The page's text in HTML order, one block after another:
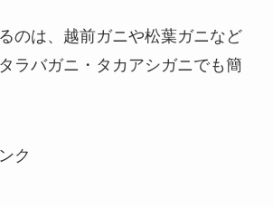
のは、越前ガニや松葉ガニなど
ラバガニ・タカアシガニでも簡
ク